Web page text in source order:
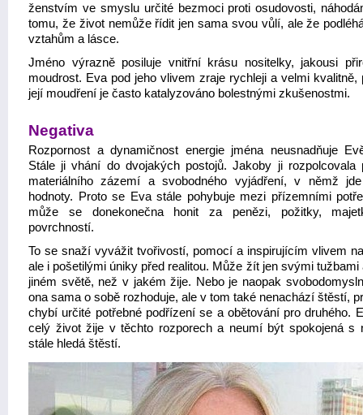
ženstvím ve smyslu určité bezmoci proti osudovosti,
tomu, že život nemůže řídit jen sama svou vůlí, ale že
vztahům a lásce.
Jméno výrazně posiluje vnitřní krásu nositelky, jakousi
moudrost. Eva pod jeho vlivem zraje rychleji a velmi kvalitně,
její moudření je často katalyzováno bolestnými zkušenostmi.
Negativa
Rozpornost a dynamičnost energie jména neusnadňuje
Stále ji vhání do dvojakých postojů. Jakoby ji rozpolcovala
materiálního zázemí a svobodného vyjádření, v němž
hodnoty. Proto se Eva stále pohybuje mezi přízemními
může se donekonečna honit za penězi, požitky,
povrchností.
To se snaží vyvážit tvořivostí, pomocí a inspirujícím vlivem
ale i pošetilými úniky před realitou. Může žít jen svými tužbami
jiném světě, než v jakém žije. Nebo je naopak
ona sama o sobě rozhoduje, ale v tom také nenachází štěstí,
chybí určité potřebné podřízení se a obětování pro druhého.
celý život žije v těchto rozporech a neumí být spokojená s
stále hledá štěstí.